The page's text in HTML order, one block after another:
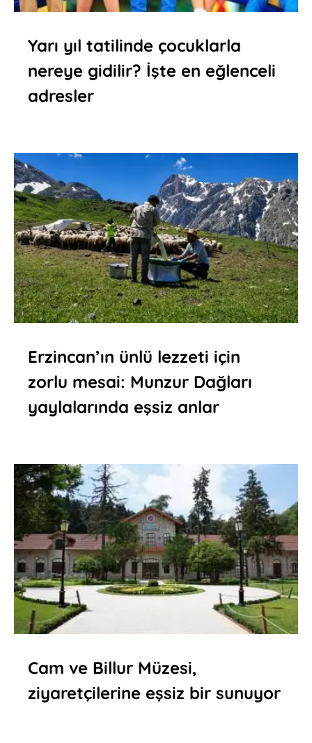
Yarı yıl tatilinde çocuklarla
nereye gidilir? İşte en eğlenceli
adresler
Erzincan’ın ünlü lezzeti için
zorlu mesai: Munzur Dağları
yaylalarında eşsiz anlar
Cam ve Billur Müzesi,
ziyaretçilerine eşsiz bir sunuyor